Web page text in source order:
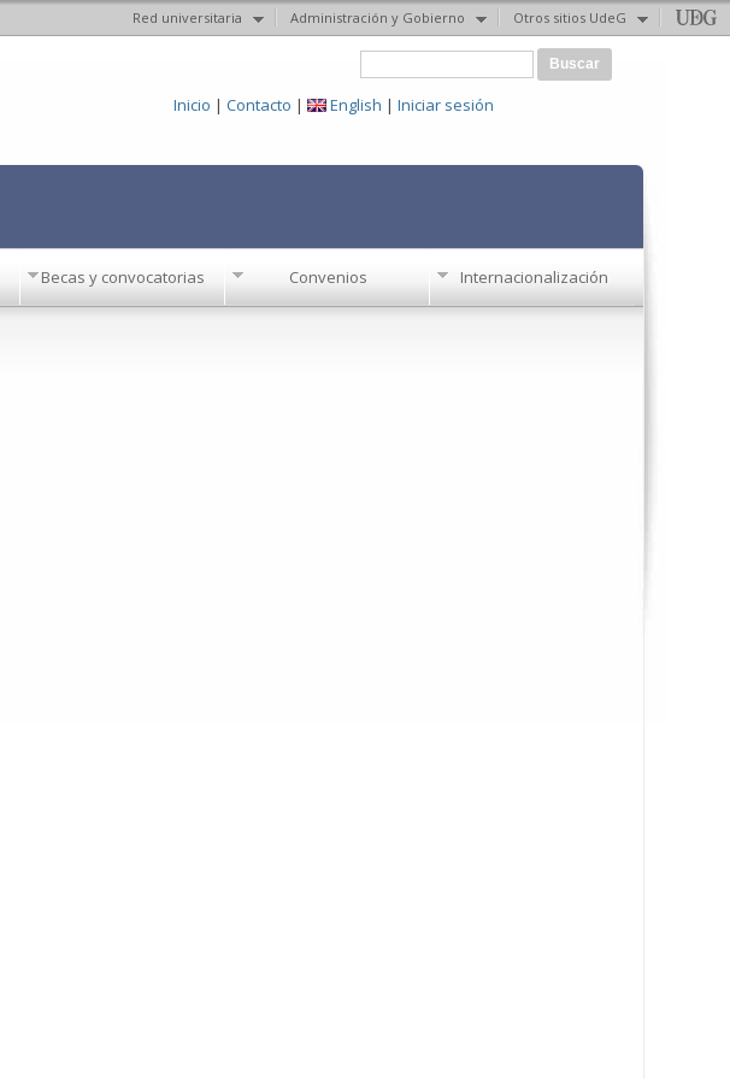
Red universitaria Administración y Gobierno Otros sitios UdeG
Formulario de búsqueda
Inicio | Contacto | English | Iniciar sesión
Becas y convocatorias Convenios Internacionalización